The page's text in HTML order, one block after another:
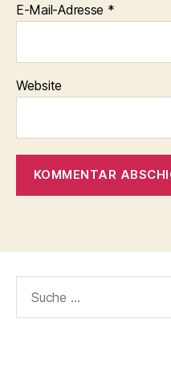
E-Mail-Adresse *
Website
nach: